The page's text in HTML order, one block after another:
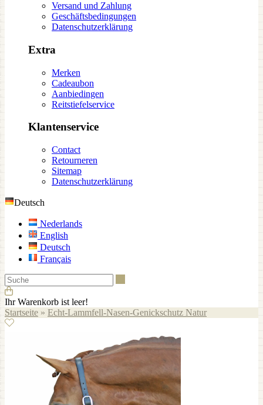
Versand und Zahlung
Geschäftsbedingungen
Datenschutzerklärung
Extra
Merken
Cadeaubon
Aanbiedingen
Reitstiefelservice
Klantenservice
Contact
Retourneren
Sitemap
Datenschutzerklärung
Deutsch
Nederlands
English
Deutsch
Français
Ihr Warenkorb ist leer!
Startseite » Echt-Lammfell-Nasen-Genickschutz Natur